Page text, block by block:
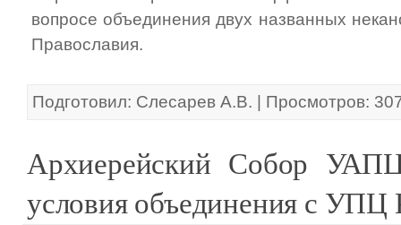
вопросе объединения двух названных
Православия.
Подготовил: Слесарев А.В. | Просмотров:
Архиерейский Собор
условия объединения с